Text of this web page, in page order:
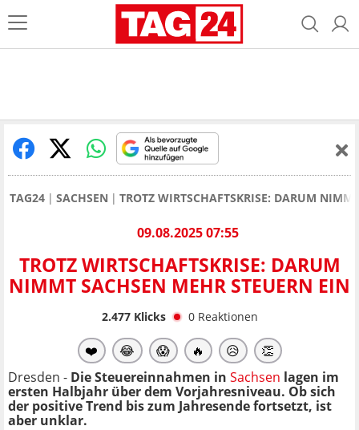
TAG24 SACHSEN TROTZ WIRTSCHAFTSKRISE: DARUM
09.08.2025 07:55
TROTZ WIRTSCHAFTSKRISE: DARUM
NIMMT SACHSEN MEHR STEUERN EIN
2.477Klicks 0 Reaktionen
❤️ 😂 😱 🔥 😥
👏
Dresden - Die Steuereinnahmen in Sachsen lagen im
ersten Halbjahr über dem Vorjahresniveau. Ob sich
der positive Trend bis zum Jahresende fortsetzt, ist
aber unklar.